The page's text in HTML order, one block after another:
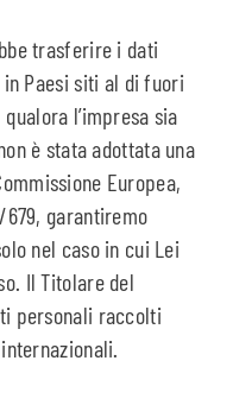
trasferire i dati
Paesi siti al di fuori
l’impresa sia
è stata adottata una
Europea,
679, garantiremo
nel caso in cui Lei
Il Titolare del
personali raccolti